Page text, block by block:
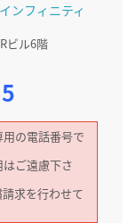
ンフィニティ
ビル6階
の電話番号で
ご遠慮下さ
求を行わせて